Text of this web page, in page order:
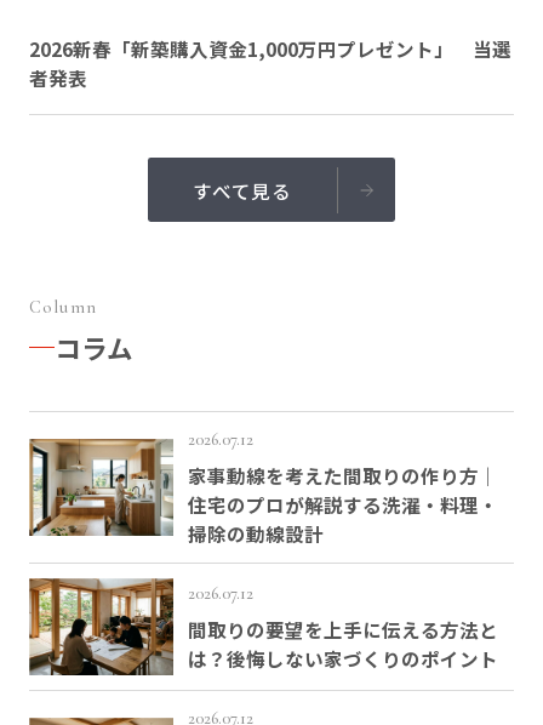
2026新春「新築購入資金1,000万円プレゼント」 当選
者発表
すべて見る
Column
コラム
2026.07.12
家事動線を考えた間取りの作り方｜
住宅のプロが解説する洗濯・料理・
掃除の動線設計
2026.07.12
間取りの要望を上手に伝える方法と
は？後悔しない家づくりのポイント
2026.07.12